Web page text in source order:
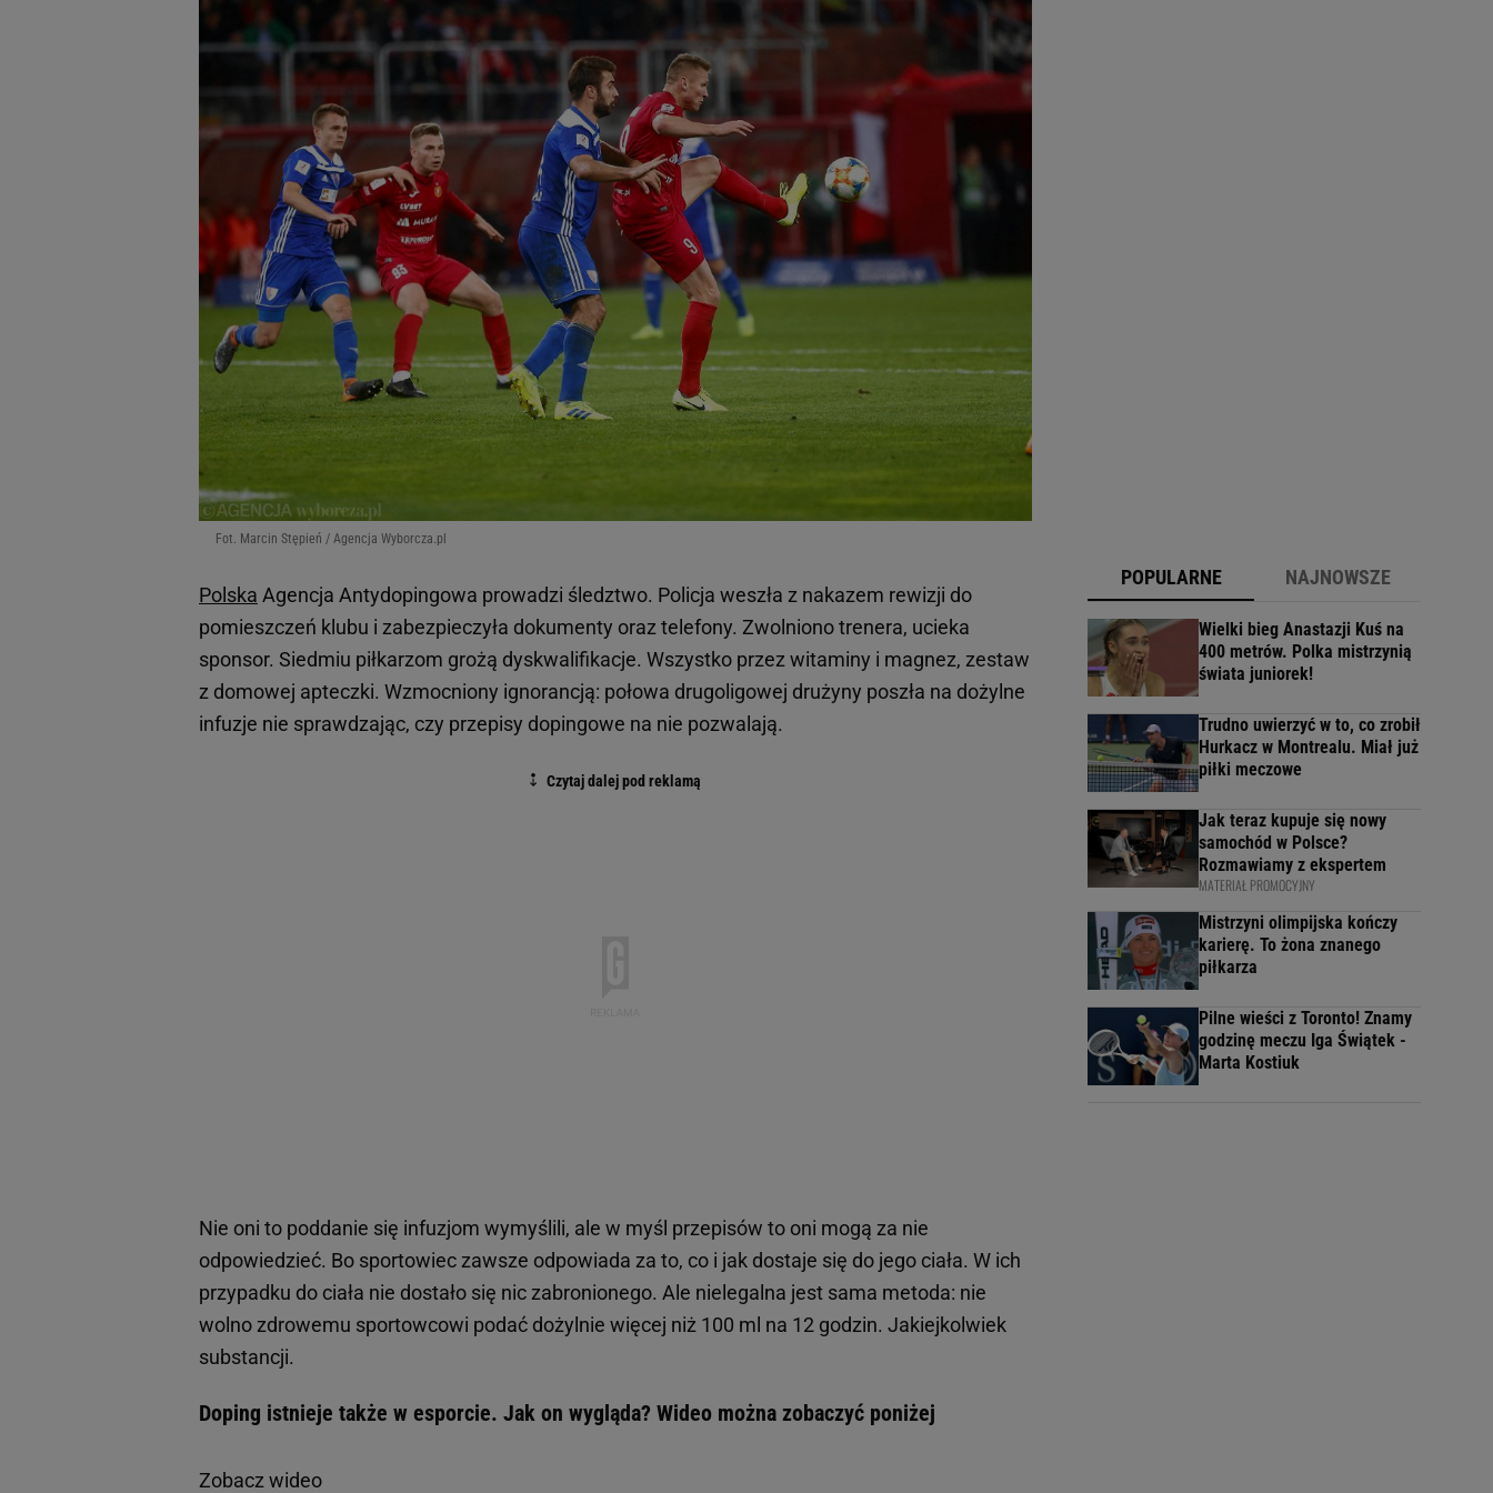
Fot. Marcin Stępień / Agencja Wyborcza.pl
Polska Agencja Antydopingowa prowadzi śledztwo. Policja weszła z nakazem rewizji do
pomieszczeń klubu i zabezpieczyła dokumenty oraz telefony. Zwolniono trenera, ucieka
sponsor. Siedmiu piłkarzom grożą dyskwalifikacje. Wszystko przez witaminy i magnez, zestaw
z domowej apteczki. Wzmocniony ignorancją: połowa drugoligowej drużyny poszła na dożylne
infuzje nie sprawdzając, czy przepisy dopingowe na nie pozwalają.
Nie oni to poddanie się infuzjom wymyślili, ale w myśl przepisów to oni mogą za nie
odpowiedzieć. Bo sportowiec zawsze odpowiada za to, co i jak dostaje się do jego ciała. W ich
przypadku do ciała nie dostało się nic zabronionego. Ale nielegalna jest sama metoda: nie
wolno zdrowemu sportowcowi podać dożylnie więcej niż 100 ml na 12 godzin. Jakiejkolwiek
substancji.
Doping istnieje także w esporcie. Jak on wygląda? Wideo można zobaczyć poniżej
Zobacz wideo
POPULARNE NAJNOWSZE
Wielki bieg Anastazji Kuś na
400 metrów. Polka mistrzynią
świata juniorek!
Trudno uwierzyć w to, co zrobił
Hurkacz w Montrealu. Miał już
piłki meczowe
Jak teraz kupuje się nowy
samochód w Polsce?
Rozmawiamy z ekspertem
MATERIAŁ PROMOCYJNY
Mistrzyni olimpijska kończy
karierę. To żona znanego
piłkarza
Pilne wieści z Toronto! Znamy
godzinę meczu Iga Świątek -
Marta Kostiuk